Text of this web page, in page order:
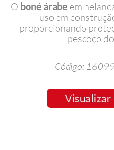
O boné árabe em
uso em
proporcionando
pescoço
Código: